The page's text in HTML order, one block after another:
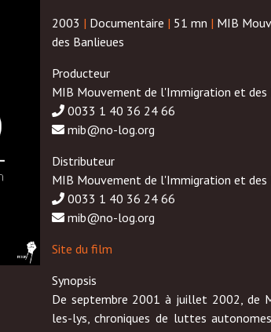
2003 | Documentaire | 51 mn | MIB
des Banlieues
Producteur
MIB Mouvement de l'Immigration et des
0033 1 40 36 24 66
mib@no-log.org
Distributeur
MIB Mouvement de l'Immigration et des
0033 1 40 36 24 66
mib@no-log.org
Site du film
Synopsis
De septembre 2001 à juillet 2002, de
les-lys, chroniques de luttes